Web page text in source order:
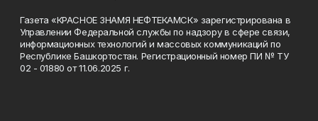
Газета «КРАСНОЕ ЗНАМЯ НЕФТЕКАМСК» зарегистрирована в
Управлении Федеральной службы по надзору в сфере связи,
информационных технологий и массовых коммуникаций по
Республике Башкортостан. Регистрационный номер ПИ № ТУ
02 - 01880 от 11.06.2025 г.